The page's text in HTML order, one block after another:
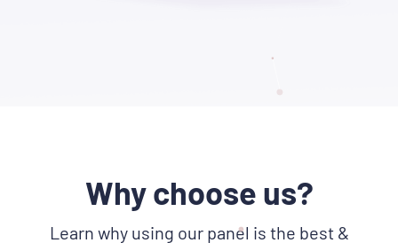
Why choose us?
Learn why using our panel is the best &